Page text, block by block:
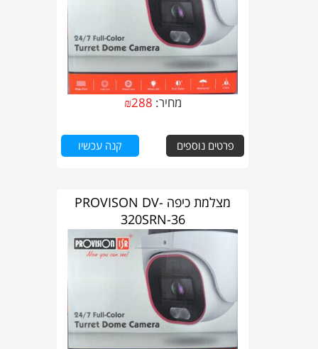
מחיר: ₪288
פרטים נוספים קנה עכשיו
מצלמת כיפה PROVISON DV-
320SRN-36